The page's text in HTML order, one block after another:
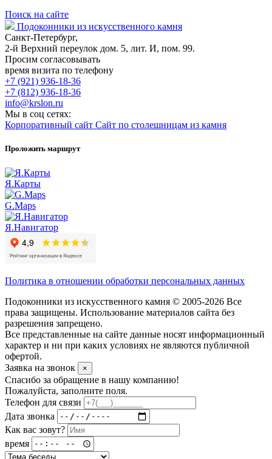
Поиск на сайте
Подоконники из искусственного камня
Санкт-Петербург,
2-й Верхний переулок дом. 5, лит. И, пом. 99.
Просим согласовывать
время визита по телефону
+7 (921) 936-18-36
+7 (812) 936-18-36
info@krslon.ru
Мы в соц сетях:
Корпоративный сайт Сайт по столешницам из камня
Проложить маршрут
Я.Карты
G.Maps
Я.Навигатор
Политика в отношении обработки персональных данных
Подоконники из искусственного камня © 2005-2026 Все
права защищены. Использование материалов сайта без
разрешения запрещено.
Все представленные на сайте данные носят информационный
характер и ни при каких условиях не являются публичной
офертой.
Заявка на звонок
×
Спасибо за обращение в нашу компанию!
Пожалуйста, заполните поля.
Телефон для связи
Дата звонка
Как вас зовут?
время